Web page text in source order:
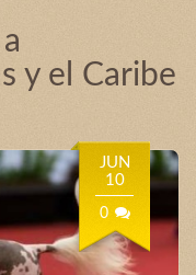
y el Caribe
JUN
10
0